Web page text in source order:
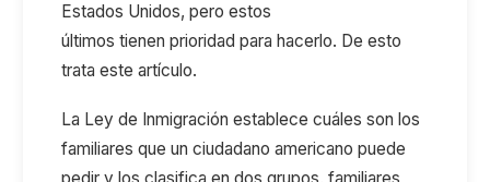
Estados Unidos, pero estos
últimos tienen prioridad para hacerlo. De esto
trata este artículo.
La Ley de Inmigración establece cuáles son los
familiares que un ciudadano americano puede
pedir y los clasifica en dos grupos, familiares